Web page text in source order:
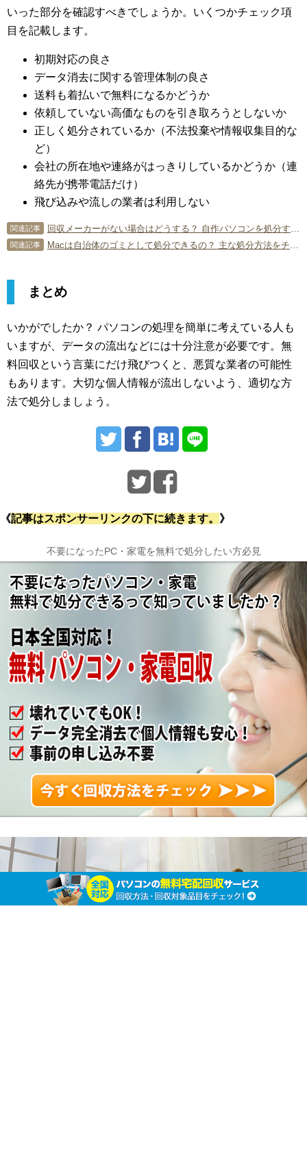
いった部分を確認すべきでしょうか。いくつかチェック項
目を記載します。
初期対応の良さ
データ消去に関する管理体制の良さ
送料も着払いで無料になるかどうか
依頼していない高価なものを引き取ろうとしないか
正しく処分されているか（不法投棄や情報収集目的な
ど）
会社の所在地や連絡がはっきりしているかどうか（連
絡先が携帯電話だけ）
飛び込みや流しの業者は利用しない
関連記事 回収メーカーがない場合はどうする？ 自作パソコンを処分する方法
関連記事 Macは自治体のゴミとして処分できるの？ 主な処分方法をチェック！
まとめ
いかがでしたか？ パソコンの処理を簡単に考えている人も
いますが、データの流出などには十分注意が必要です。無
料回収という言葉にだけ飛びつくと、悪質な業者の可能性
もあります。大切な個人情報が流出しないよう、適切な方
法で処分しましょう。
《記事はスポンサーリンクの下に続きます。 》
不要になったPC・家電を無料で処分したい方必見